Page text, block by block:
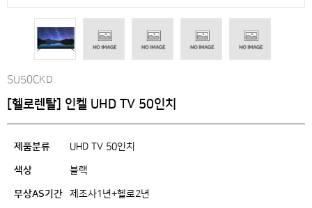
SU50CKD
[헬로렌탈] 인켈 UHD TV 50인치
제품분류 UHD TV 50인치
색상 블랙
무상AS기간 제조사1년+헬로2년